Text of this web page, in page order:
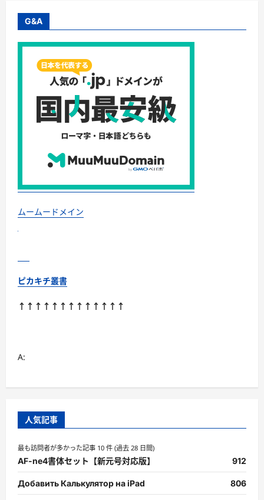
G&A
ムームードメイン
ピカキチ叢書
↑↑↑↑↑↑↑↑↑↑↑↑↑
A:
人気記事
最も訪問者が多かった記事 10 件 (過去 28 日間)
AF-ne4書体セット【新元号対応版】 912
Добавить Калькулятор на iPad 806